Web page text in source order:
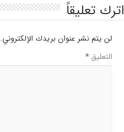
اترك تعليقاً
لن يتم نشر عنوان بريدك الإلكتروني.
التعليق*